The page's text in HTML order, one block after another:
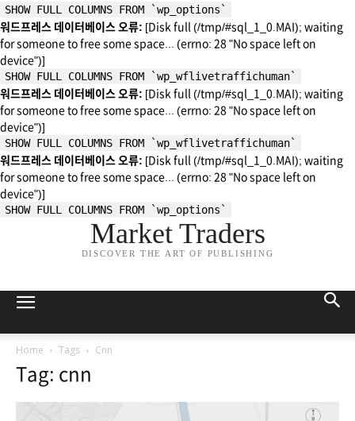
SHOW FULL COLUMNS FROM `wp_options`
워드프레스 데이터베이스 오류: [Disk full (/tmp/#sql_1_0.MAI); waiting
for someone to free some space... (errno: 28 "No space left on
device")]
SHOW FULL COLUMNS FROM `wp_wflivetraffichuman`
워드프레스 데이터베이스 오류: [Disk full (/tmp/#sql_1_0.MAI); waiting
for someone to free some space... (errno: 28 "No space left on
device")]
SHOW FULL COLUMNS FROM `wp_wflivetraffichuman`
워드프레스 데이터베이스 오류: [Disk full (/tmp/#sql_1_0.MAI); waiting
for someone to free some space... (errno: 28 "No space left on
device")]
SHOW FULL COLUMNS FROM `wp_options`
Market Traders
DISCOVER THE ART OF PUBLISHING
Home Tags Cnn
Tag: cnn